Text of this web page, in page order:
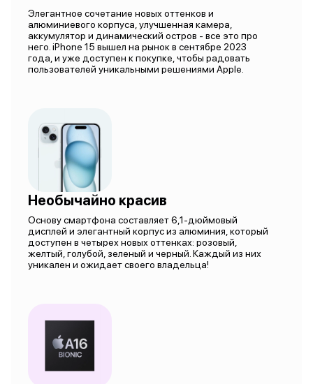
Элегантное сочетание новых оттенков и
алюминиевого корпуса, улучшенная камера,
аккумулятор и динамический остров - все это про
него. iPhone 15 вышел на рынок в сентябре 2023
года, и уже доступен к покупке, чтобы радовать
пользователей уникальными решениями Apple.
Необычайно красив
Основу смартфона составляет 6,1-дюймовый
дисплей и элегантный корпус из алюминия, который
доступен в четырех новых оттенках: розовый,
желтый, голубой, зеленый и черный. Каждый из них
уникален и ожидает своего владельца!